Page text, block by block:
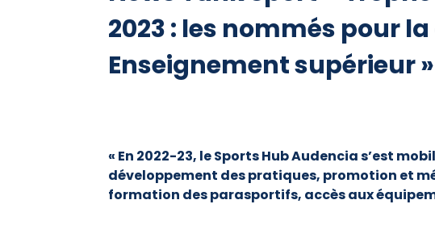
2023 : les nommés pour
Enseignement supérieur »
« En 2022-23, le Sports Hub Audencia s’est
développement des pratiques, promotion et
formation des parasportifs, accès aux